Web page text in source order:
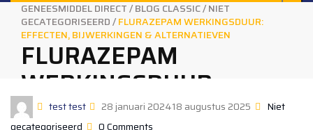
Sign in
Today’s Deal
Today’s Deal
Gift Certificates
Gift Certificates
GENEESMIDDEL DIRECT/BLOG CLASSIC/NIET
GECATEGORISEERD/FLURAZEPAM WERKINGSDUUR:
EFFECTEN, BIJWERKINGEN & ALTERNATIEVEN
FLURAZEPAM
WERKINGSDUUR:
EFFECTEN,
post
by
test test
Posted
on
28 januari 202418 augustus 2025 Categories
Niet
gecategoriseerd
0 Comments